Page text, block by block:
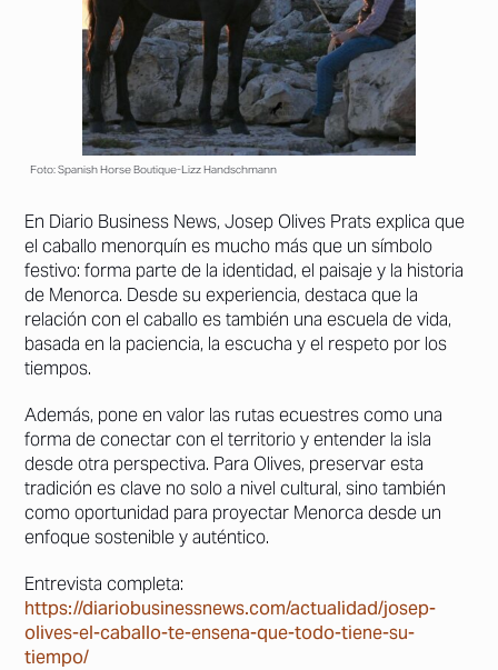
Foto: Spanish Horse Boutique-Lizz Handschmann
En Diario Business News, Josep Olives Prats explica que
el caballo menorquín es mucho más que un símbolo
festivo: forma parte de la identidad, el paisaje y la historia
de Menorca. Desde su experiencia, destaca que la
relación con el caballo es también una escuela de vida,
basada en la paciencia, la escucha y el respeto por los
tiempos.
Además, pone en valor las rutas ecuestres como una
forma de conectar con el territorio y entender la isla
desde otra perspectiva. Para Olives, preservar esta
tradición es clave no solo a nivel cultural, sino también
como oportunidad para proyectar Menorca desde un
enfoque sostenible y auténtico.
Entrevista completa:
https://diariobusinessnews.com/actualidad/josep-
olives-el-caballo-te-ensena-que-todo-tiene-su-
tiempo/